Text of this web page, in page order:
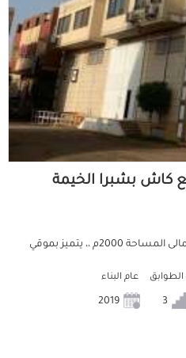
2000م للبيع كاش بشبرا الخيمة
مصنع متعدد الطوابق للبيع!!!!!!!! اجمالى المساحة 2000م ،، يتميز بموقي
عام البناء